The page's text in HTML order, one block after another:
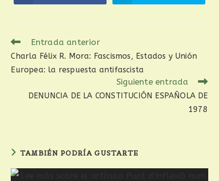
Entrada anterior
Charla Félix R. Mora: Fascismos, Estados y Unión
Europea: la respuesta antifascista
Siguiente entrada
DENUNCIA DE LA CONSTITUCIÓN ESPAÑOLA DE
1978
TAMBIÉN PODRÍA GUSTARTE